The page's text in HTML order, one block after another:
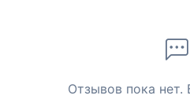
Отзывов пока нет.